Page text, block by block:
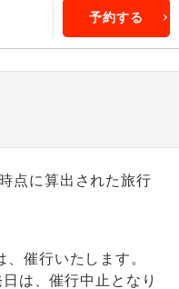
予約する
点に算出された旅行
催行いたします。
は、催行中止となり